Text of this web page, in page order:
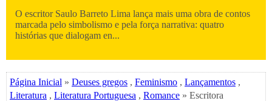
O escritor Saulo Barreto Lima lança mais uma obra de contos
marcada pelo simbolismo e pela força narrativa: quatro
histórias que dialogam en...
Página Inicial » Deuses gregos , Feminismo , Lançamentos ,
Literatura , Literatura Portuguesa , Romance » Escritora